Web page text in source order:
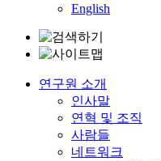
English
연구원 소개
인사말
연혁 및 조직
사람들
네트워크